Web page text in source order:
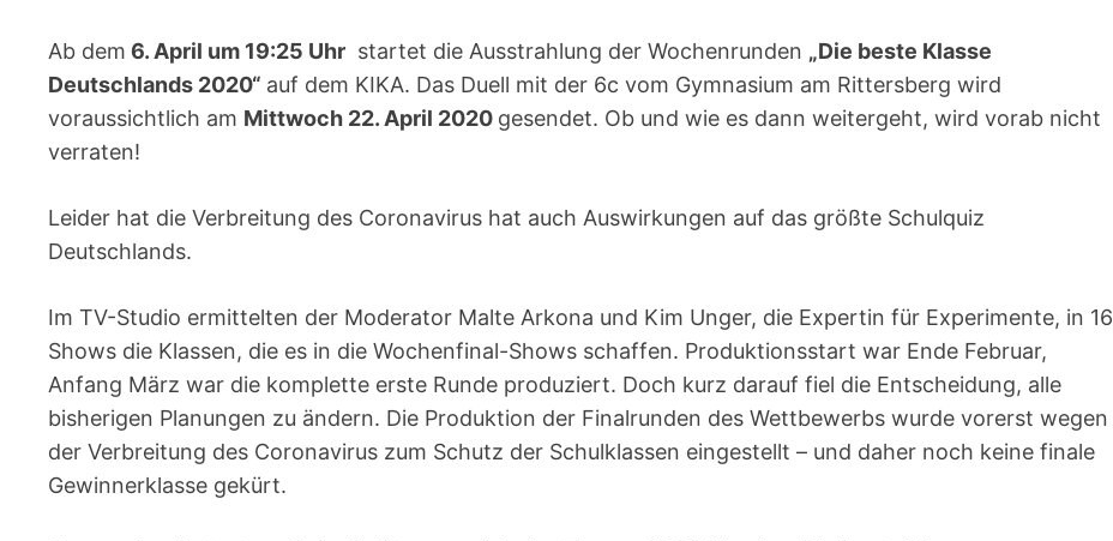
Ab dem 6. April um 19:25 Uhr startet die Ausstrahlung der Wochenrunden „Die beste Klasse
Deutschlands 2020“ auf dem KIKA. Das Duell mit der 6c vom Gymnasium am Rittersberg wird
voraussichtlich am Mittwoch 22. April 2020 gesendet. Ob und wie es dann weitergeht, wird vorab nicht
verraten!
Leider hat die Verbreitung des Coronavirus hat auch Auswirkungen auf das größte Schulquiz
Deutschlands.
Im TV-Studio ermittelten der Moderator Malte Arkona und Kim Unger, die Expertin für Experimente, in 16
Shows die Klassen, die es in die Wochenfinal-Shows schaffen. Produktionsstart war Ende Februar,
Anfang März war die komplette erste Runde produziert. Doch kurz darauf fiel die Entscheidung, alle
bisherigen Planungen zu ändern. Die Produktion der Finalrunden des Wettbewerbs wurde vorerst wegen
der Verbreitung des Coronavirus zum Schutz der Schulklassen eingestellt – und daher noch keine finale
Gewinnerklasse gekürt.